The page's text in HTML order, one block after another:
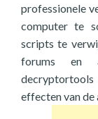
professionele
computer te
scripts te
forums en
effecten van de